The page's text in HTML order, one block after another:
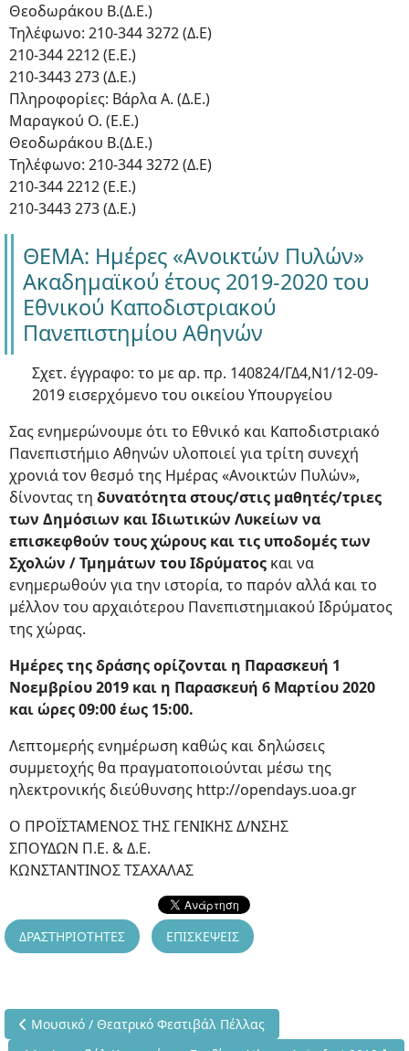
Θεοδωράκου Β.(Δ.Ε.)
Τηλέφωνο: 210-344 3272 (Δ.Ε)
210-344 2212 (Ε.Ε.)
210-3443 273 (Δ.Ε.)
Πληροφορίες: Βάρλα Α. (Δ.Ε.)
Μαραγκού Ο. (Ε.Ε.)
Θεοδωράκου Β.(Δ.Ε.)
Τηλέφωνο: 210-344 3272 (Δ.Ε)
210-344 2212 (Ε.Ε.)
210-3443 273 (Δ.Ε.)
ΘΕΜΑ: Ημέρες «Ανοικτών Πυλών»
Ακαδημαϊκού έτους 2019-2020 του
Εθνικού Καποδιστριακού
Πανεπιστημίου Αθηνών
Σχετ. έγγραφο: το με αρ. πρ. 140824/ΓΔ4,Ν1/12-09-
2019 εισερχόμενο του οικείου Υπουργείου
Σας ενημερώνουμε ότι το Εθνικό και Καποδιστριακό
Πανεπιστήμιο Αθηνών υλοποιεί για τρίτη συνεχή
χρονιά τον θεσμό της Ημέρας «Ανοικτών Πυλών»,
δίνοντας τη δυνατότητα στους/στις μαθητές/τριες
των Δημόσιων και Ιδιωτικών Λυκείων να
επισκεφθούν τους χώρους και τις υποδομές των
Σχολών / Τμημάτων του Ιδρύματος και να
ενημερωθούν για την ιστορία, το παρόν αλλά και το
μέλλον του αρχαιότερου Πανεπιστημιακού Ιδρύματος
της χώρας.
Ημέρες της δράσης ορίζονται η Παρασκευή 1
Νοεμβρίου 2019 και η Παρασκευή 6 Μαρτίου 2020
και ώρες 09:00 έως 15:00.
Λεπτομερής ενημέρωση καθώς και δηλώσεις
συμμετοχής θα πραγματοποιούνται μέσω της
ηλεκτρονικής διεύθυνσης http://opendays.uoa.gr
Ο ΠΡΟΪΣΤΑΜΕΝΟΣ ΤΗΣ ΓΕΝΙΚΗΣ Δ/ΝΣΗΣ
ΣΠΟΥΔΩΝ Π.Ε. & Δ.Ε.
ΚΩΝΣΤΑΝΤΙΝΟΣ ΤΣΑΧΑΛΑΣ
ΔΡΑΣΤΗΡΙΟΤΗΤΕΣ ΕΠΙΣΚΕΨΕΙΣ
Προηγούμενο άρθρο: Μουσικό / Θεατρικό Φεστιβάλ Πέλλας
Μουσικό / Θεατρικό Φεστιβάλ Πέλλας